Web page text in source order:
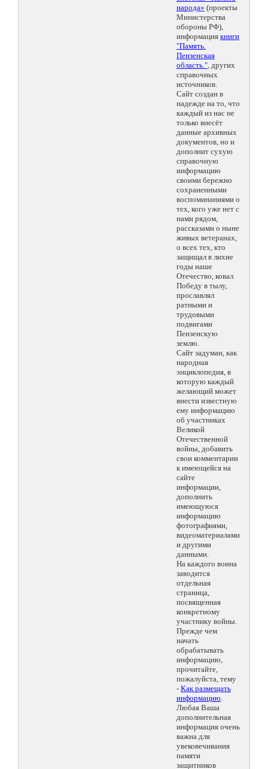
народа» (проекты
Министерства
обороны РФ),
информация книги
"Память.
Пензенская
область.", других
справочных
источников.
Сайт создан в
надежде на то, что
каждый из нас не
только внесёт
данные архивных
документов, но и
дополнит сухую
справочную
информацию
своими бережно
сохраненными
воспоминаниями о
тех, кого уже нет с
нами рядом,
рассказами о ныне
живых ветеранах,
о всех тех, кто
защищал в лихие
годы наше
Отечество, ковал
Победу в тылу,
прославлял
ратными и
трудовыми
подвигами
Пензенскую
землю.
Сайт задуман, как
народная
энциклопедия, в
которую каждый
желающий может
внести известную
ему информацию
об участниках
Великой
Отечественной
войны, добавить
свои комментарии
к имеющейся на
сайте
информации,
дополнить
имеющуюся
информацию
фотографиями,
видеоматериалами
и другими
данными.
На каждого воина
заводится
отдельная
страница,
посвященная
конкретному
участнику войны.
Прежде чем
начать
обрабатывать
информацию,
прочитайте,
пожалуйста, тему
- Как размещать
информацию.
Любая Ваша
дополнительная
информация очень
важна для
увековечивания
памяти
защитников